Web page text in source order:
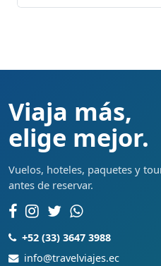
Viaja más,
elige mejor.
Vuelos, hoteles, paquetes y
antes de reservar.
+52 (33) 3647 3988
info@travelviajes.ec